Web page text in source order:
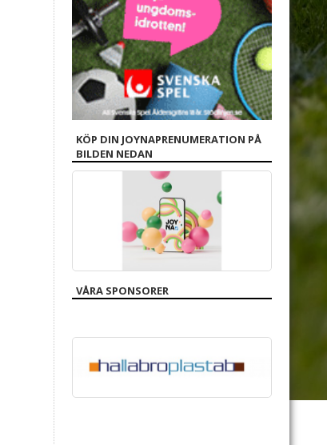
KÖP DIN JOYNAPRENUMERATION PÅ
BILDEN NEDAN
VÅRA SPONSORER